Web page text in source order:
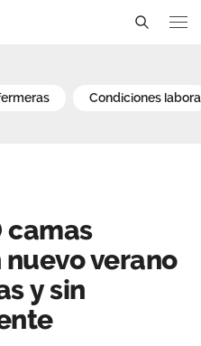
camas
condiciones
camas
verano
y sin